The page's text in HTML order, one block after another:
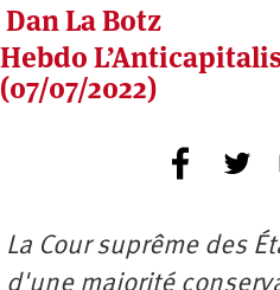
Dan La Botz
Hebdo
(07/07/2022)
La Cour suprême des É
d'une majorité